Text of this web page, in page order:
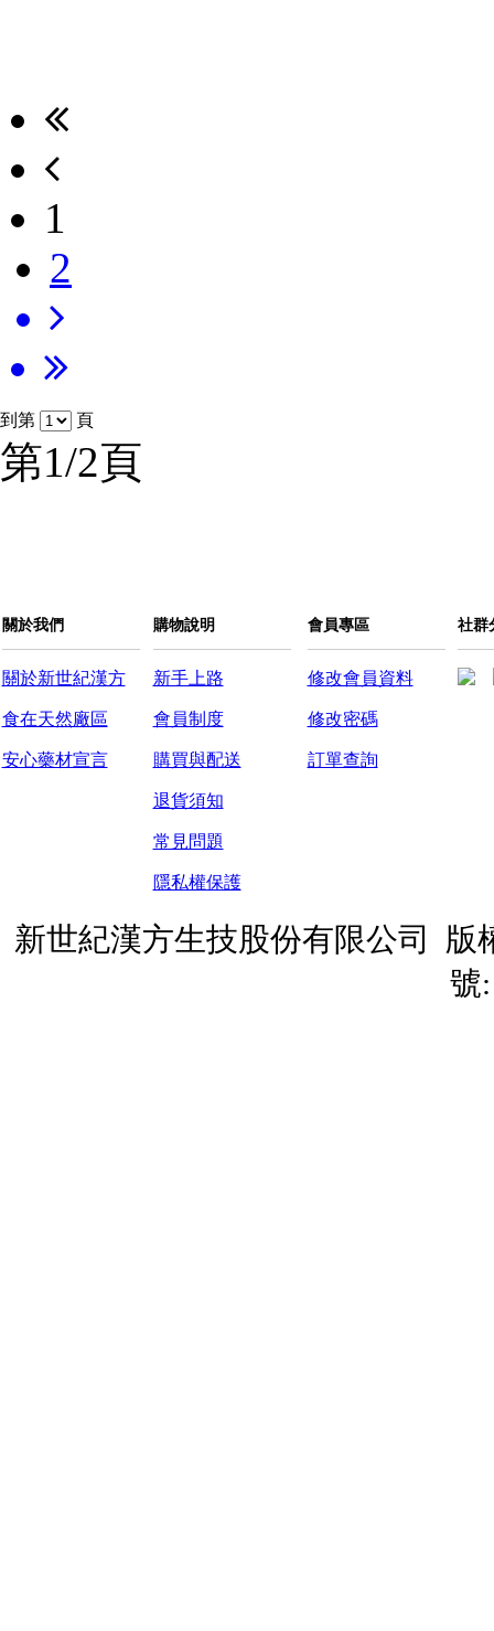
1
2
到第 頁
第1/2頁
關於我們
關於新世紀漢方
食在天然廠區
安心藥材宣言
購物說明
新手上路
會員制度
購買與配送
退貨須知
常見問題
隱私權保護
會員專區
修改會員資料
修改密碼
訂單查詢
社群
新世紀漢方生技股份有限公司 版
號